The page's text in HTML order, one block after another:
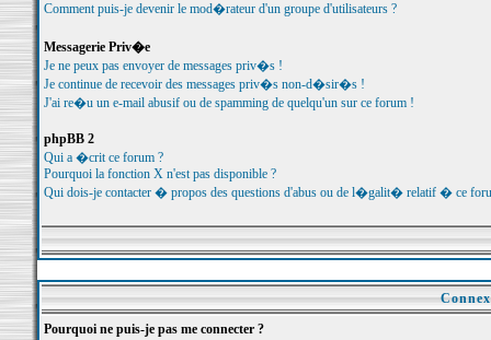
Comment puis-je devenir le mod�rateur d'un groupe d'utilisateurs ?
Messagerie Priv�e
Je ne peux pas envoyer de messages priv�s !
Je continue de recevoir des messages priv�s non-d�sir�s !
J'ai re�u un e-mail abusif ou de spamming de quelqu'un sur ce forum !
phpBB 2
Qui a �crit ce forum ?
Pourquoi la fonction X n'est pas disponible ?
Qui dois-je contacter � propos des questions d'abus ou de l�galit� relatif � ce
Pourquoi ne puis-je pas me connecter ?